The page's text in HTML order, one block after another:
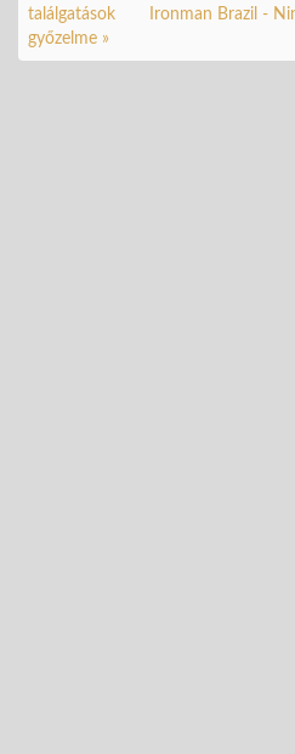
találgatások
Ironman Brazil -
győzelme »